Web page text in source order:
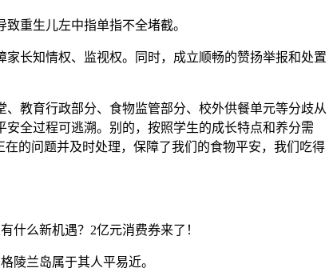
重生儿左中指单指不全堵截。
长知情权、监视权。同时，成立顺畅的赞扬举报和处置
教育行政部分、食物监管部分、校外供餐单元等分歧从
全过程可逃溯。别的，按照学生的成长特点和养分需
的问题并及时处理，保障了我们的食物平安，我们吃得
么新机遇？2亿元消费券来了！
兰岛属于其人平易近。